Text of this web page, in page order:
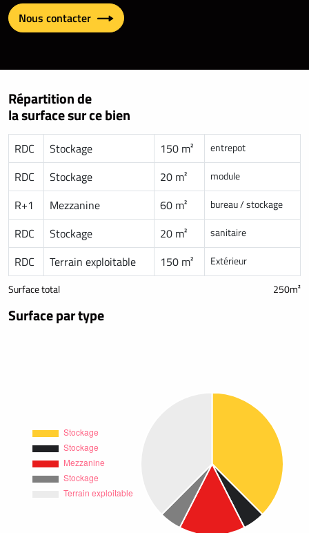
Nous contacter
Répartition de
la surface sur ce bien
RDC Stockage 150 m² entrepot
RDC Stockage 20 m² module
R+1 Mezzanine 60 m² bureau / stockage
RDC Stockage 20 m² sanitaire
RDC Terrain exploitable 150 m²
Extérieur
Surface total
250m²
Surface par type